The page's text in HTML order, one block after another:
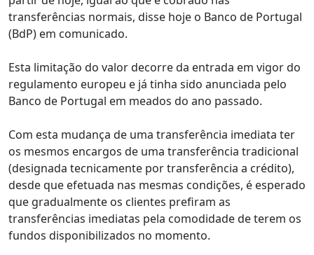
transferências normais, disse hoje o Banco de Portugal
(BdP) em comunicado.
Esta limitação do valor decorre da entrada em vigor do
regulamento europeu e já tinha sido anunciada pelo
Banco de Portugal em meados do ano passado.
Com esta mudança de uma transferência imediata ter
os mesmos encargos de uma transferência tradicional
(designada tecnicamente por transferência a crédito),
desde que efetuada nas mesmas condições, é esperado
que gradualmente os clientes prefiram as
transferências imediatas pela comodidade de terem os
fundos disponibilizados no momento.